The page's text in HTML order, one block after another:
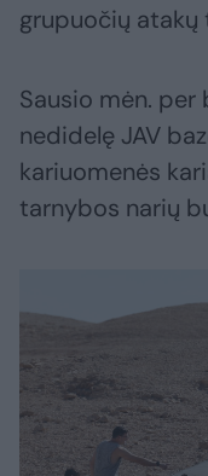
grupuočių atakų
Sausio mėn.
nedidelę JAV
kariuomenės
tarnybos narių